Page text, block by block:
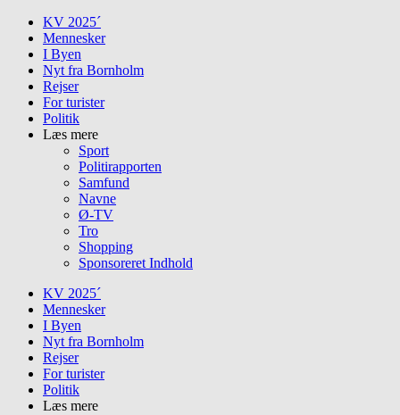
Skip
content
KV 2025´
Mennesker
I Byen
Nyt fra Bornholm
Rejser
For turister
Politik
Læs mere
Sport
Politirapporten
Samfund
Navne
Ø-TV
Tro
Shopping
Sponsoreret Indhold
KV 2025´
Mennesker
I Byen
Nyt fra Bornholm
Rejser
For turister
Politik
Læs mere